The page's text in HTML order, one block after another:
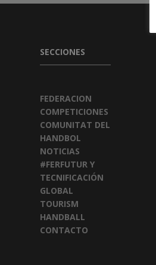
SECCIONES
FEDERACION
COMPETICIONES
COMUNITAT DEL
HANDBOL
NOTICIAS
#FERFUTUR Y
TECNIFICACIÓN
GLOBAL
TOURISM
HANDBALL
CONTACTO